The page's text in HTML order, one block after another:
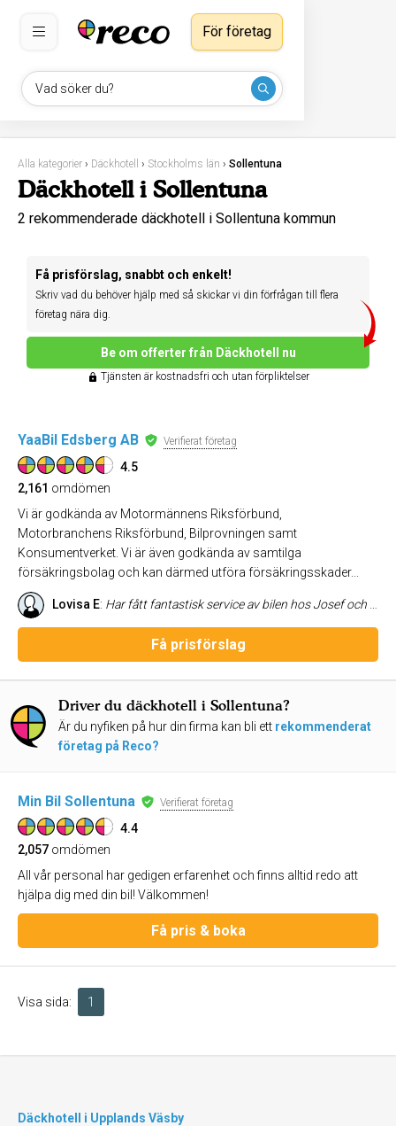
Vad söker du?
För företag
Alla kategorier › Däckhotell › Stockholms län › Sollentuna
Däckhotell i Sollentuna
2 rekommenderade däckhotell i Sollentuna kommun
Få prisförslag, snabbt och enkelt!
Skriv vad du behöver hjälp med så skickar vi din förfrågan till flera
företag nära dig.
Be om offerter från Däckhotell nu
Tjänsten är kostnadsfri och utan förpliktelser
YaaBil Edsberg AB Verifierat företag
4.5
2,161 omdömen
Vi är godkända av Motormännens Riksförbund,
Motorbranchens Riksförbund, Bilprovningen samt
Konsumentverket. Vi är även godkända av samtilga
försäkringsbolag och kan därmed utföra försäkringsskader...
Lovisa E: Har fått fantastisk service av bilen hos Josef och hans personal! Har bara gott att säga! Allt från vänlighet i telefon (bor inte på orten) till att laga bilen i rekordhastighet trots dålig timing av trasig bil vid sommardäcksbyte-tid! Nästan så jag hoppas på att bilen går sönder i Sollentuna igen:-) /Malin Eriksson, Örnsköldsvik
Få prisförslag
Driver du däckhotell i Sollentuna?
Är du nyfiken på hur din firma kan bli ett rekommenderat
företag på Reco?
Min Bil Sollentuna Verifierat företag
4.4
2,057 omdömen
All vår personal har gedigen erfarenhet och finns alltid redo att
hjälpa dig med din bil! Välkommen!
Få pris & boka
Visa sida: 1
Däckhotell i Upplands Väsby